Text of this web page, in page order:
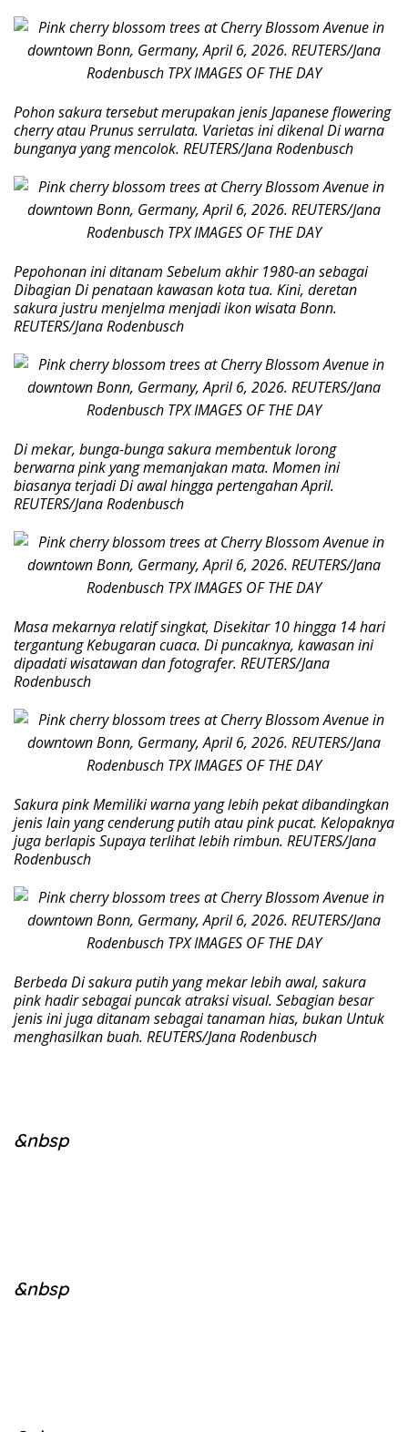
Pohon sakura tersebut merupakan jenis Japanese flowering
cherry atau Prunus serrulata. Varietas ini dikenal Di warna
bunganya yang mencolok. REUTERS/Jana Rodenbusch
Pepohonan ini ditanam Sebelum akhir 1980-an sebagai
Dibagian Di penataan kawasan kota tua. Kini, deretan
sakura justru menjelma menjadi ikon wisata Bonn.
REUTERS/Jana Rodenbusch
Di mekar, bunga-bunga sakura membentuk lorong
berwarna pink yang memanjakan mata. Momen ini
biasanya terjadi Di awal hingga pertengahan April.
REUTERS/Jana Rodenbusch
Masa mekarnya relatif singkat, Disekitar 10 hingga 14 hari
tergantung Kebugaran cuaca. Di puncaknya, kawasan ini
dipadati wisatawan dan fotografer. REUTERS/Jana
Rodenbusch
Sakura pink Memiliki warna yang lebih pekat dibandingkan
jenis lain yang cenderung putih atau pink pucat. Kelopaknya
juga berlapis Supaya terlihat lebih rimbun. REUTERS/Jana
Rodenbusch
Berbeda Di sakura putih yang mekar lebih awal, sakura
pink hadir sebagai puncak atraksi visual. Sebagian besar
jenis ini juga ditanam sebagai tanaman hias, bukan Untuk
menghasilkan buah. REUTERS/Jana Rodenbusch
&nbsp
&nbsp